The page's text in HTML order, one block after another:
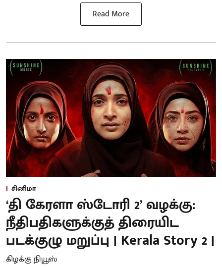
Read More
சினிமா
‘தி கேரளா ஸ்டோரி 2’ வழக்கு:
நீதிபதிகளுக்குத் திரையிட
படக்குழு மறுப்பு | Kerala Story 2 |
கிழக்கு நியூஸ்